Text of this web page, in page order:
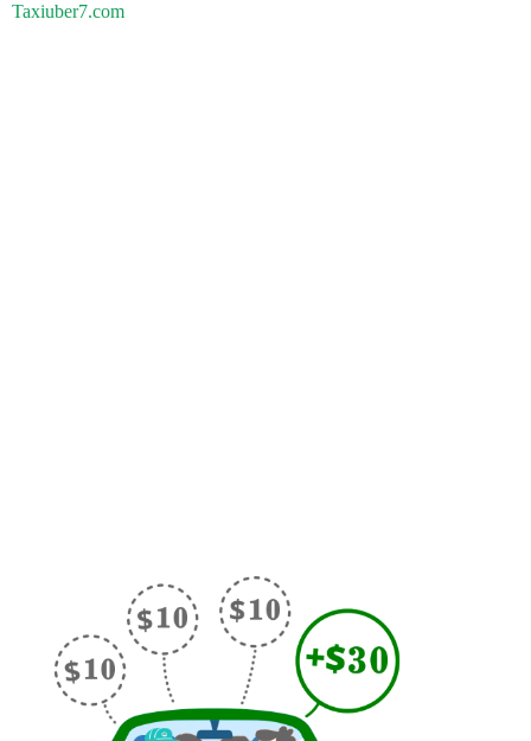
Taxiuber7.com